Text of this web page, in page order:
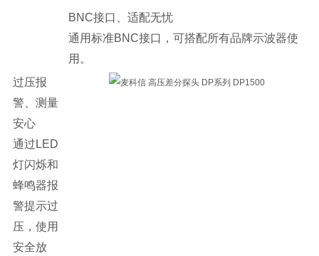
BNC接口、适配无忧
通用标准BNC接口，可搭配所有品牌示波器使
用。
过压报
警、测量
安心
通过LED
灯闪烁和
蜂鸣器报
警提示过
压，使用
安全放